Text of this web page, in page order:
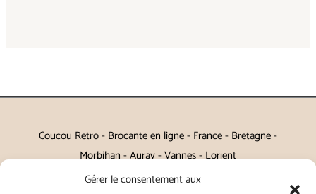
Gérer le consentement aux
Coucou Retro - Brocante en ligne - France - Bretagne -
Morbihan - Auray - Vannes - Lorient